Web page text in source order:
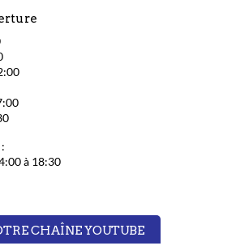
à 18:30
CHAÎNE YOUTUBE